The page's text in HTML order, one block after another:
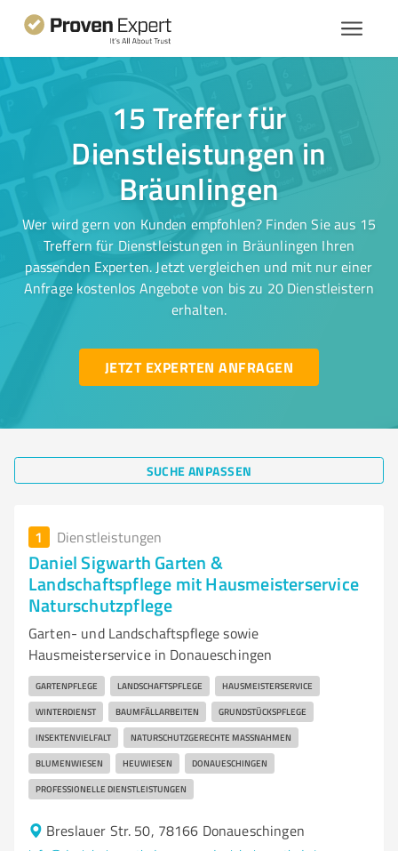
15 Treffer für
Dienstleistungen in
Bräunlingen
Wer wird gern von Kunden empfohlen? Finden Sie aus 15
Treffern für Dienstleistungen in Bräunlingen Ihren
passenden Experten. Jetzt vergleichen und mit nur einer
Anfrage kostenlos Angebote von bis zu 20 Dienstleistern
erhalten.
JETZT EXPERTEN ANFRAGEN
SUCHE ANPASSEN
1 Dienstleistungen
Daniel Sigwarth Garten &
Landschaftspflege mit Hausmeisterservice
Naturschutzpflege
Garten- und Landschaftspflege sowie
Hausmeisterservice in Donaueschingen
GARTENPFLEGE LANDSCHAFTSPFLEGE HAUSMEISTERSERVICE
WINTERDIENST BAUMFÄLLARBEITEN GRUNDSTÜCKSPFLEGE
INSEKTENVIELFALT NATURSCHUTZGERECHTE MASSNAHMEN
BLUMENWIESEN HEUWIESEN DONAUESCHINGEN
PROFESSIONELLE DIENSTLEISTUNGEN
Breslauer Str. 50, 78166 Donaueschingen